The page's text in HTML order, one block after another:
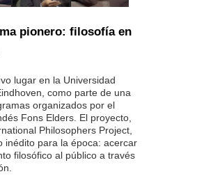
pionero: filosofía en
lugar en la Universidad
como parte de una
organizados por el
Fons Elders. El proyecto,
Philosophers Project,
inédito para la época: acercar
filosófico al público a través